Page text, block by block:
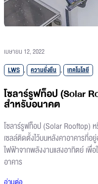
เมษายน 12, 2022
LWS , ความยั่งยืน , เทคโนโลยี
โซลาร์รูฟท็อป (Solar
สำหรับอนาคต
โซลาร์รูฟท็อป (Solar Rooftop) ห
เซลล์ติดตั้งไว้บนหลังคาอาคารที่อ
ไฟฟ้าจากพลังงานแสงอาทิตย์ เพื่
อาคาร